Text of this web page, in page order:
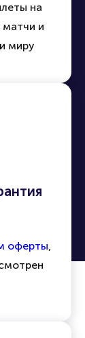
на
матчи и
миру
оферты,